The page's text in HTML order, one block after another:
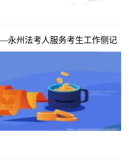
永州法考人服务考生工作侧记